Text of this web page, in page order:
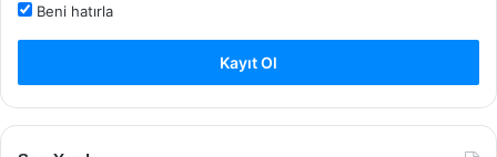
Beni hatırla
Kayıt Ol